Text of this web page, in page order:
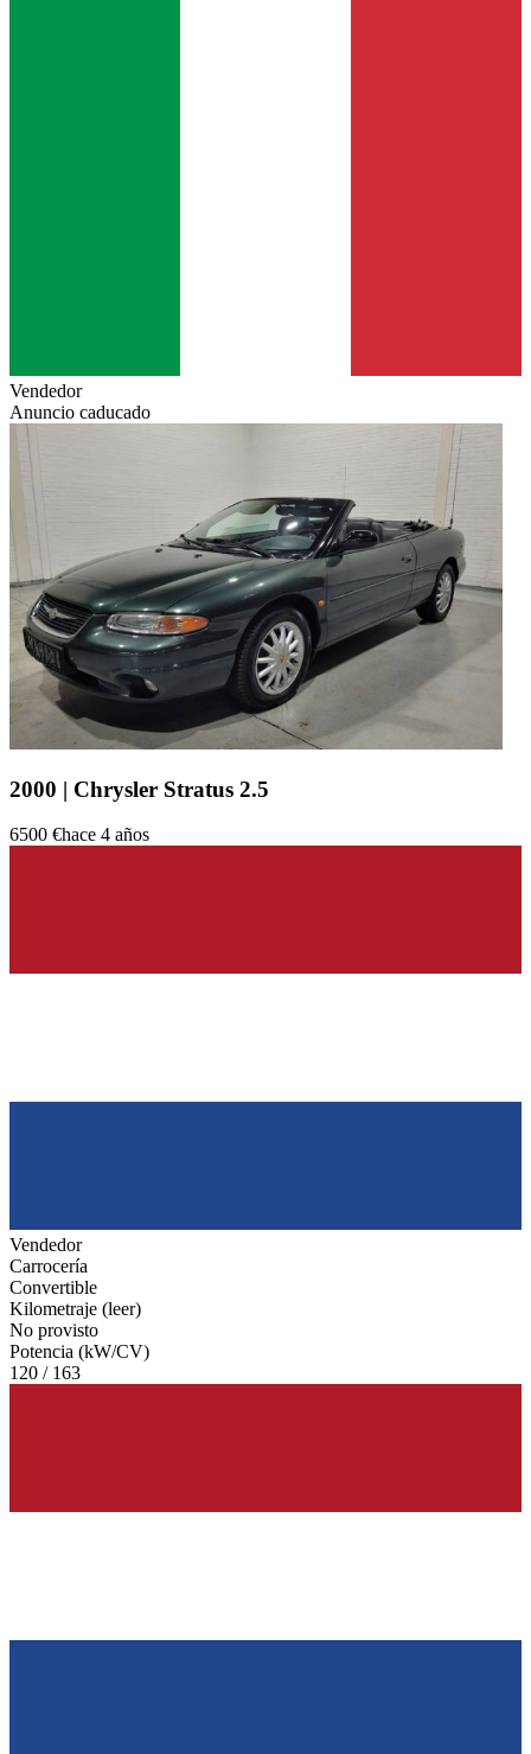
Vendedor
Anuncio caducado
2000 | Chrysler Stratus 2.5
6500 €hace 4 años
Vendedor
Carrocería
Convertible
Kilometraje (leer)
No provisto
Potencia (kW/CV)
120 / 163